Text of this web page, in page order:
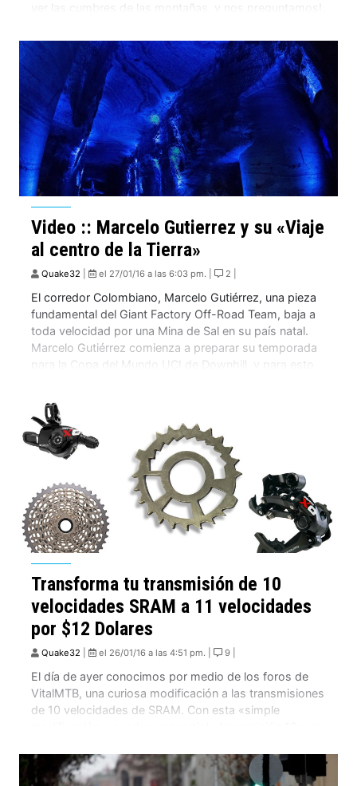
ver las cumbres de las montañas, y nos preguntamos!.
descubrimos estos […]
Video :: Marcelo Gutierrez y su «Viaje
al centro de la Tierra»
Quake32 el 27/01/16 a las 6:03 pm. | 2 |
El corredor Colombiano, Marcelo Gutiérrez, una pieza
fundamental del Giant Factory Off-Road Team, baja a
toda velocidad por una Mina de Sal en su país natal.
Marcelo Gutiérrez comienza a preparar su temporada
para la Copa del Mundo UCI de Downhill, y para esto
Transforma tu transmisión de 10
velocidades SRAM a 11 velocidades
por $12 Dolares
Quake32 el 26/01/16 a las 4:51 pm. | 9 |
El día de ayer conocimos por medio de los foros de
VitalMTB, una curiosa modificación a las transmisiones
de 10 velocidades de SRAM. Con esta «simple
creado este «sistema» que tiene un costo de solo $12
dolares, y que […]